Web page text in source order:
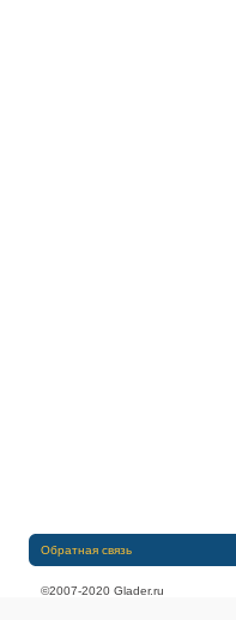
Обратная связь
©2007-2020 Glader.ru